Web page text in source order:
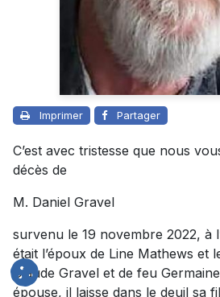
Imprimer Partager
C’est avec tristesse que nous
décès de
M. Daniel Gravel
survenu le 19 novembre 2022, à
était l’époux de Line Mathews et
Claude Gravel et de feu
épouse, il laisse dans le deuil sa